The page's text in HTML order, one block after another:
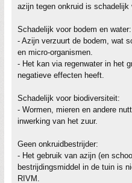
azijn tegen onkruid is schadelijk
Schadelijk voor bodem en water:
- Azijn verzuurt de bodem, wat
en micro-organismen.
- Het kan via regenwater in het
negatieve effecten heeft.
Schadelijk voor biodiversiteit:
- Wormen, mieren en andere
inwerking van het zuur.
Geen onkruidbestrijder:
- Het gebruik van azijn (en
bestrijdingsmiddel in de tuin is
RIVM.